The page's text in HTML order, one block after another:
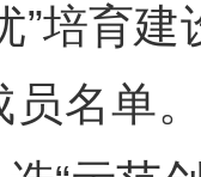
”培育
名单